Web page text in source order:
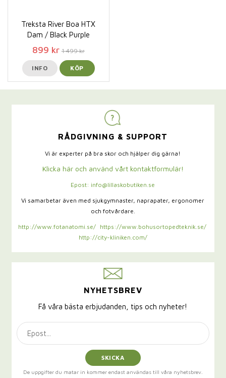
Treksta River Boa HTX
Dam / Black Purple
899 kr 1 499 kr
INFO KÖP
RÅDGIVNING & SUPPORT
Vi är experter på bra skor och hjälper dig gärna!
Klicka här och använd vårt kontaktformulär!
Epost: info@lillaskobutiken.se
Vi samarbetar även med sjukgymnaster, naprapater, ergonomer
och fotvårdare.
http://www.fotanatomi.se/
https://www.bohusortopedteknik.se/
http://city-kliniken.com/
NYHETSBREV
Få våra bästa erbjudanden, tips och nyheter!
SKICKA
De uppgifter du matar in kommer endast användas till våra nyhetsbrev.